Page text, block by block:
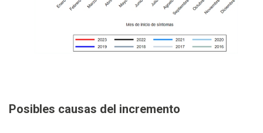
Posibles causas del incremento